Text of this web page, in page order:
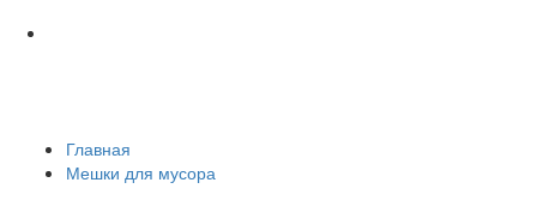
Главная
Мешки для мусора